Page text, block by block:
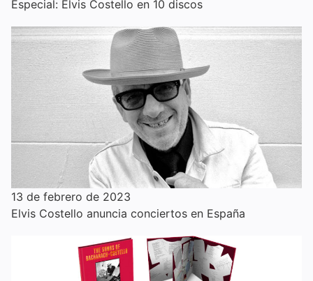
Especial: Elvis Costello en 10 discos
13 de febrero de 2023
Elvis Costello anuncia conciertos en España